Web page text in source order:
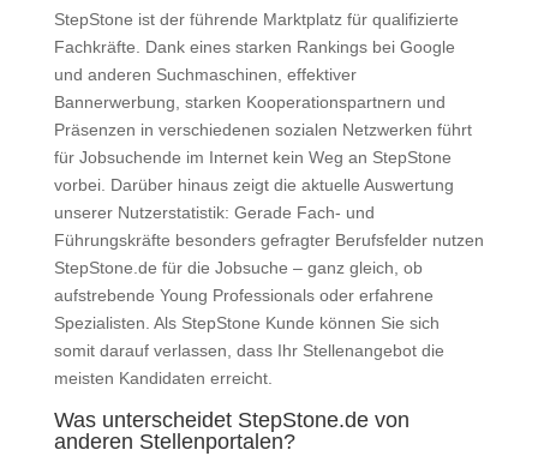
StepStone ist der führende Marktplatz für qualifizierte
Fachkräfte. Dank eines starken Rankings bei Google
und anderen Suchmaschinen, effektiver
Bannerwerbung, starken Kooperationspartnern und
Präsenzen in verschiedenen sozialen Netzwerken führt
für Jobsuchende im Internet kein Weg an StepStone
vorbei. Darüber hinaus zeigt die aktuelle Auswertung
unserer Nutzerstatistik: Gerade Fach- und
Führungskräfte besonders gefragter Berufsfelder nutzen
StepStone.de für die Jobsuche – ganz gleich, ob
aufstrebende Young Professionals oder erfahrene
Spezialisten. Als StepStone Kunde können Sie sich
somit darauf verlassen, dass Ihr Stellenangebot die
meisten Kandidaten erreicht.
Was unterscheidet StepStone.de von
anderen Stellenportalen?